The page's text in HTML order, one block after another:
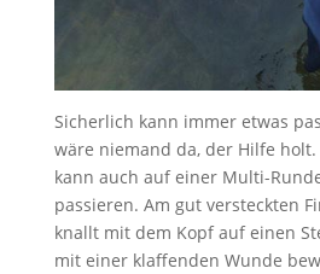
Sicherlich kann immer etwas
wäre niemand da, der Hilfe
kann auch auf einer Multi-
passieren. Am gut versteckten
knallt mit dem Kopf auf einen
mit einer klaffenden Wunde